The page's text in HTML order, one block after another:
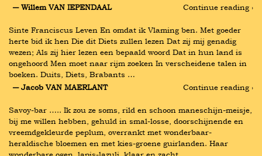
― Willem VAN IEPENDAAL
Continue reading ›
Sinte Franciscus Leven En omdat ik Vlaming ben. Met goeder
herte bid ik hen Die dit Diets zullen lezen Dat zij mij genadig
wezen; Als zij hier lezen een bepaald woord Dat in hun land is
ongehoord Men moet naar rijm zoeken In verscheidene talen in
boeken. Duits, Diets, Brabants …
― Jacob VAN MAERLANT
Continue reading ›
Savoy-bar ….. Ik zou ze soms, rild en schoon maneschijn-meisje,
bij me willen hebben, gehuld in smal-losse, doorschijnende en
vreemdgekleurde peplum, overrankt met wonderbaar-
heraldische bloemen en met kies-groene guirlanden. Haar